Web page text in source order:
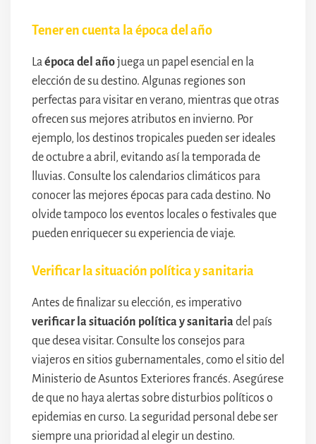
Tener en cuenta la época del año
Laépoca del añojuega un papel esencial en la
elección de su destino. Algunas regiones son
perfectas para visitar en verano, mientras que otras
ofrecen sus mejores atributos en invierno. Por
ejemplo, los destinos tropicales pueden ser ideales
de octubre a abril, evitando así la temporada de
lluvias. Consulte los calendarios climáticos para
conocer las mejores épocas para cada destino. No
olvide tampoco los eventos locales o festivales que
pueden enriquecer su experiencia de viaje.
Verificar la situación política y sanitaria
Antes de finalizar su elección, es imperativo
verificar la situación política y sanitaria del país
que desea visitar. Consulte los consejos para
viajeros en sitios gubernamentales, como el sitio del
Ministerio de Asuntos Exteriores francés. Asegúrese
de que no haya alertas sobre disturbios políticos o
epidemias en curso. La seguridad personal debe ser
siempre una prioridad al elegir un destino.